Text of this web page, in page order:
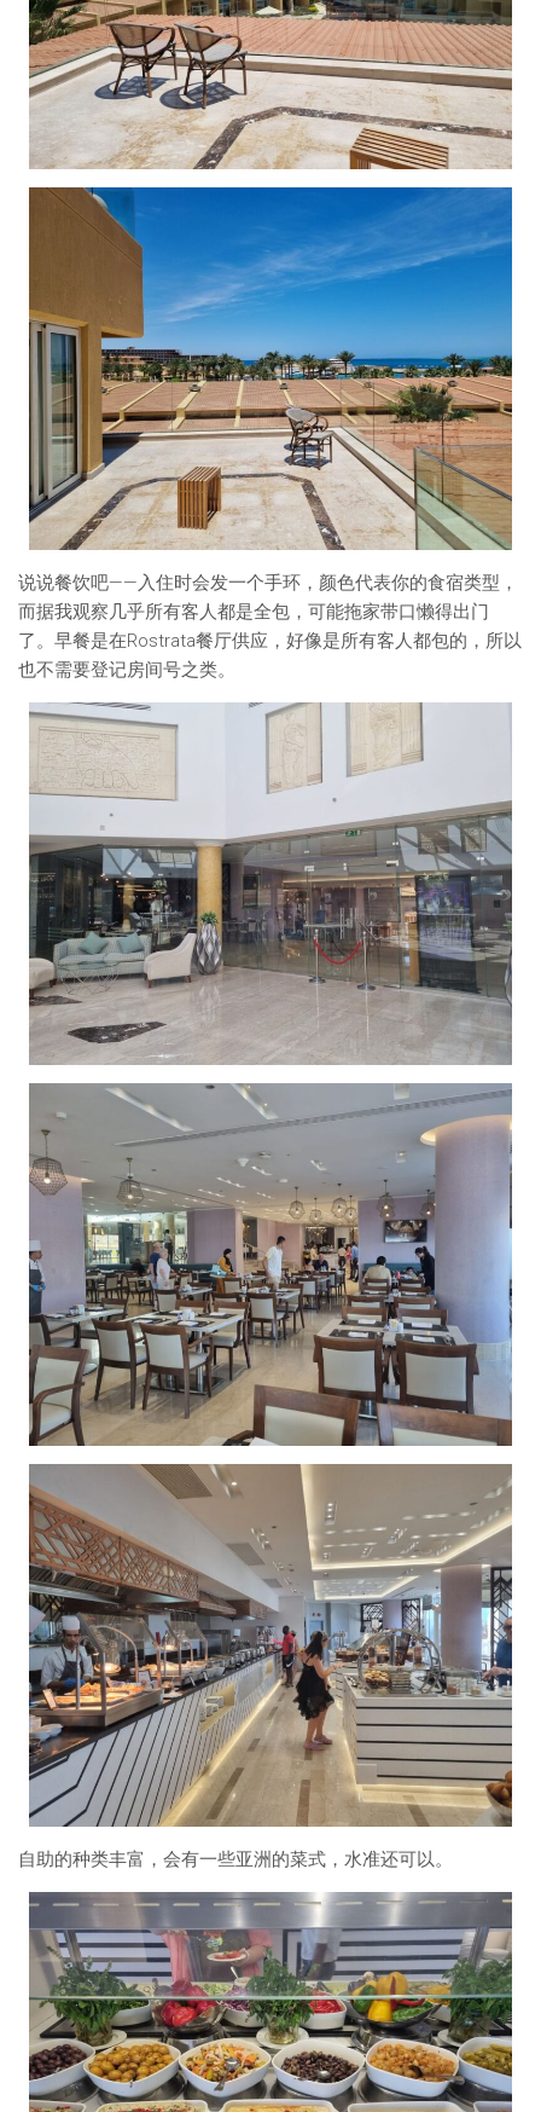
说说餐饮吧——入住时会发一个手环，颜色代表你的食宿类型，
而据我观察几乎所有客人都是全包，可能拖家带口懒得出门
了。早餐是在Rostrata餐厅供应，好像是所有客人都包的，所以
也不需要登记房间号之类。
自助的种类丰富，会有一些亚洲的菜式，水准还可以。